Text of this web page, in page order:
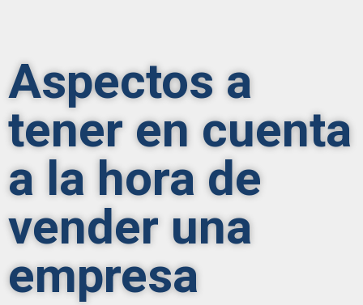
Aspectos a
tener en cuenta
a la hora de
vender una
empresa